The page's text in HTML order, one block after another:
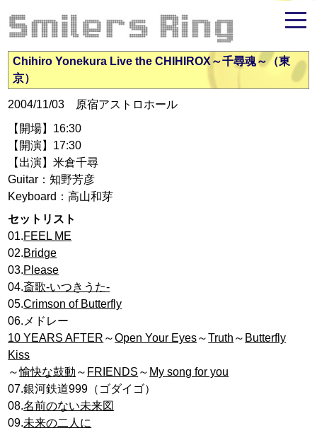
米倉千尋ファンサイト - Smilers Ring
Chihiro Yonekura Live the CHIHIROX～千尋魂～（東
京）
2004/11/03 原宿アストロホール
【開場】16:30
【開演】17:30
【出演】米倉千尋
Guitar：知野芳彦
Keyboard：高山和芽
セットリスト
01.FEEL ME
02.Bridge
03.Please
04.斎歌-いつきうた-
05.Crimson of Butterfly
06.メドレー
10 YEARS AFTER ～Open Your Eyes～Truth ～ Butterfly
Kiss
～愉快な鼓動 ～ FRIENDS ～ My song for you
07.銀河鉄道999（ゴダイゴ）
08.名前のない未来図
09.未来の二人に